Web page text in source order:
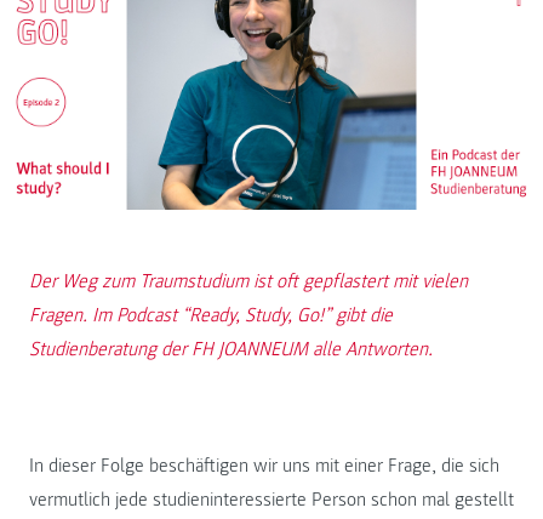
Der Weg zum Traumstudium ist oft gepflastert mit vielen
Fragen. Im Podcast “Ready, Study, Go!” gibt die
Studienberatung der FH JOANNEUM alle Antworten.
In dieser Folge beschäftigen wir uns mit einer Frage, die sich
vermutlich jede studieninteressierte Person schon mal gestellt